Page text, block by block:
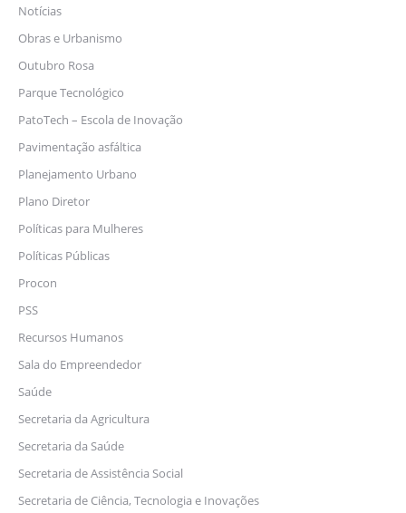
Notícias
Obras e Urbanismo
Outubro Rosa
Parque Tecnológico
PatoTech – Escola de Inovação
Pavimentação asfáltica
Planejamento Urbano
Plano Diretor
Políticas para Mulheres
Políticas Públicas
Procon
PSS
Recursos Humanos
Sala do Empreendedor
Saúde
Secretaria da Agricultura
Secretaria da Saúde
Secretaria de Assistência Social
Secretaria de Ciência, Tecnologia e Inovações